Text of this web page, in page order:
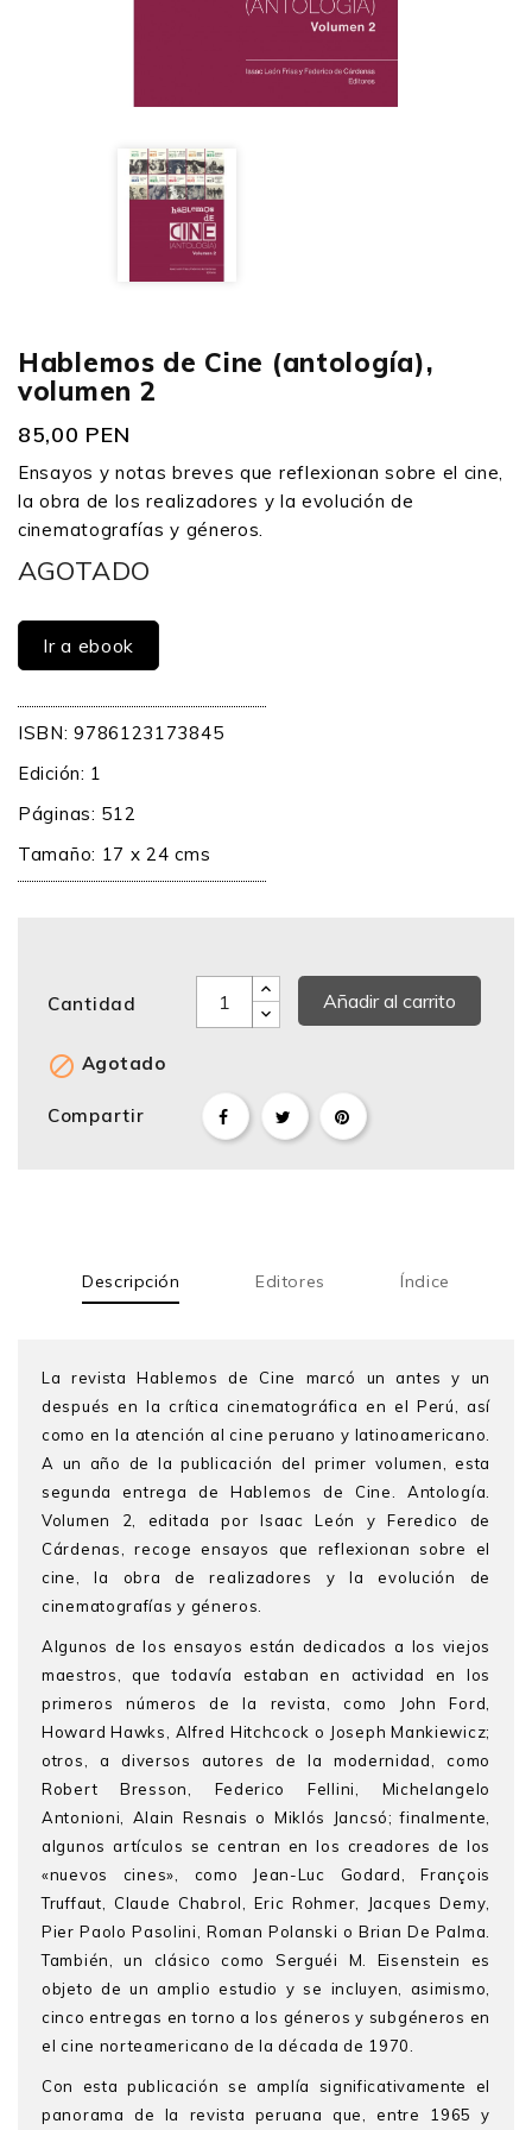
Hablemos de Cine (antología),
volumen 2
85,00 PEN
Ensayos y notas breves que reflexionan sobre el cine,
la obra de los realizadores y la evolución de
cinematografías y géneros.
AGOTADO
Ir a ebook
ISBN: 9786123173845
Edición: 1
Páginas: 512
Tamaño: 17 x 24 cms
Cantidad Añadir al carrito
 Agotado
Compartir
Descripción Editores Índice
La revista Hablemos de Cine marcó un antes y un
después en la crítica cinematográfica en el Perú, así
como en la atención al cine peruano y latinoamericano.
A un año de la publicación del primer volumen, esta
segunda entrega de Hablemos de Cine. Antología.
Volumen 2, editada por Isaac León y Feredico de
Cárdenas, recoge ensayos que reflexionan sobre el
cine, la obra de realizadores y la evolución de
cinematografías y géneros.
Algunos de los ensayos están dedicados a los viejos
maestros, que todavía estaban en actividad en los
primeros números de la revista, como John Ford,
Howard Hawks, Alfred Hitchcock o Joseph Mankiewicz;
otros, a diversos autores de la modernidad, como
Robert Bresson, Federico Fellini, Michelangelo
Antonioni, Alain Resnais o Miklós Jancsó; finalmente,
algunos artículos se centran en los creadores de los
«nuevos cines», como Jean-Luc Godard, François
Truffaut, Claude Chabrol, Eric Rohmer, Jacques Demy,
Pier Paolo Pasolini, Roman Polanski o Brian De Palma.
También, un clásico como Serguéi M. Eisenstein es
objeto de un amplio estudio y se incluyen, asimismo,
cinco entregas en torno a los géneros y subgéneros en
el cine norteamericano de la década de 1970.
Con esta publicación se amplía significativamente el
panorama de la revista peruana que, entre 1965 y